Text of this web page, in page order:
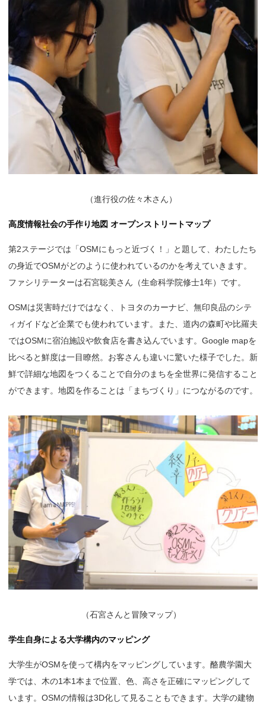
（進行役の佐々木さん）
高度情報社会の手作り地図 オープンストリートマップ
第2ステージでは「OSMにもっと近づく！」と題して、わたしたち
の身近でOSMがどのように使われているのかを考えていきます。
ファシリテーターは石宮聡美さん（生命科学院修士1年）です。
OSMは災害時だけではなく、トヨタのカーナビ、無印良品のシテ
ィガイドなど企業でも使われています。また、道内の森町や比羅夫
ではOSMに宿泊施設や飲食店を書き込んでいます。Google mapを
比べると鮮度は一目瞭然。お客さんも違いに驚いた様子でした。新
鮮で詳細な地図をつくることで自分のまちを全世界に発信すること
ができます。地図を作ることは「まちづくり」につながるのです。
（石宮さんと冒険マップ）
学生自身による大学構内のマッピング
大学生がOSMを使って構内をマッピングしています。酪農学園大
学では、木の1本1本まで位置、色、高さを正確にマッピングして
います。OSMの情報は3D化して見ることもできます。大学の建物